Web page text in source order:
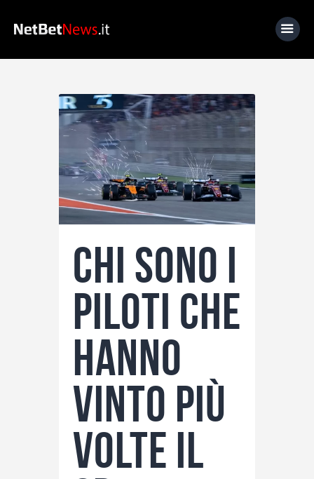
Home
News
Calcio
Basket
Tennis
Fantacalcio
I consigli di Giulia
Serie A
Chi sono i
piloti che
hanno
vinto più
volte il